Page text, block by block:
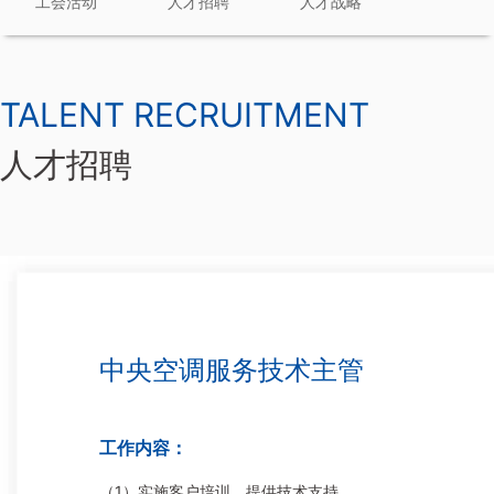
TALENT RECRUITMENT
人才招聘
中央空调服务技术主管
工作内容：